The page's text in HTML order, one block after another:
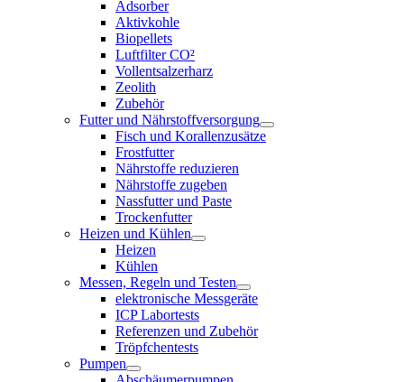
Adsorber
Aktivkohle
Biopellets
Luftfilter CO²
Vollentsalzerharz
Zeolith
Zubehör
Futter und Nährstoffversorgung
Fisch und Korallenzusätze
Frostfutter
Nährstoffe reduzieren
Nährstoffe zugeben
Nassfutter und Paste
Trockenfutter
Heizen und Kühlen
Heizen
Kühlen
Messen, Regeln und Testen
elektronische Messgeräte
ICP Labortests
Referenzen und Zubehör
Tröpfchentests
Pumpen